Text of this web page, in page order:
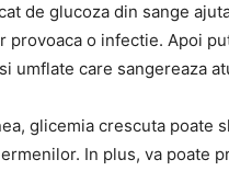
de glucoza din sange
provoaca o infectie. Apoi
umflate care sangereaza
glicemia crescuta poate
In plus, va poate